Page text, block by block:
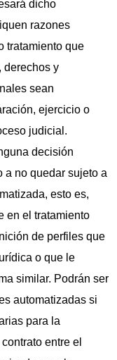
dicho
razones
tratamiento que
derechos y
sean
ejercicio o
judicial.
decisión
a no quedar sujeto a
esto es,
en el tratamiento
de perfiles que
o que le
similar. Podrán ser
automatizadas si
para la
entre el